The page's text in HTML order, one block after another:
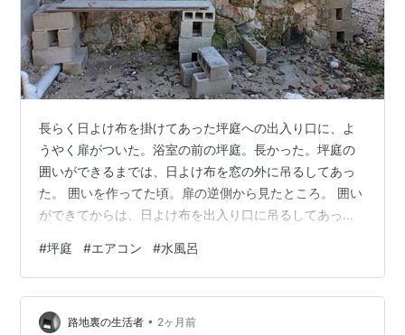
長らく日よけ布を掛けてあった坪庭への出入り口に、よ
うやく扉がついた。浴室の前の坪庭。長かった。坪庭の
囲いができるまでは、日よけ布を窓の外に吊るしてあっ
た。 囲いを作ってた頃。扉の逆側から見たところ。 囲い
ができてからは、日よけ布を出入り口に吊るしてあっ
る農機の向こうは道で、バイクとか通るのが見えるんだ
が、時間がたちすぎて全く気にならなくなっていたw。
残り物で作っている扉。 亡父と猫２匹が壊したソファを
分解して、木の板とウェイビングテープにバラしてあっ
#坪庭 #エアコン #水風呂
路地裏の生活者 • 2ヶ月前